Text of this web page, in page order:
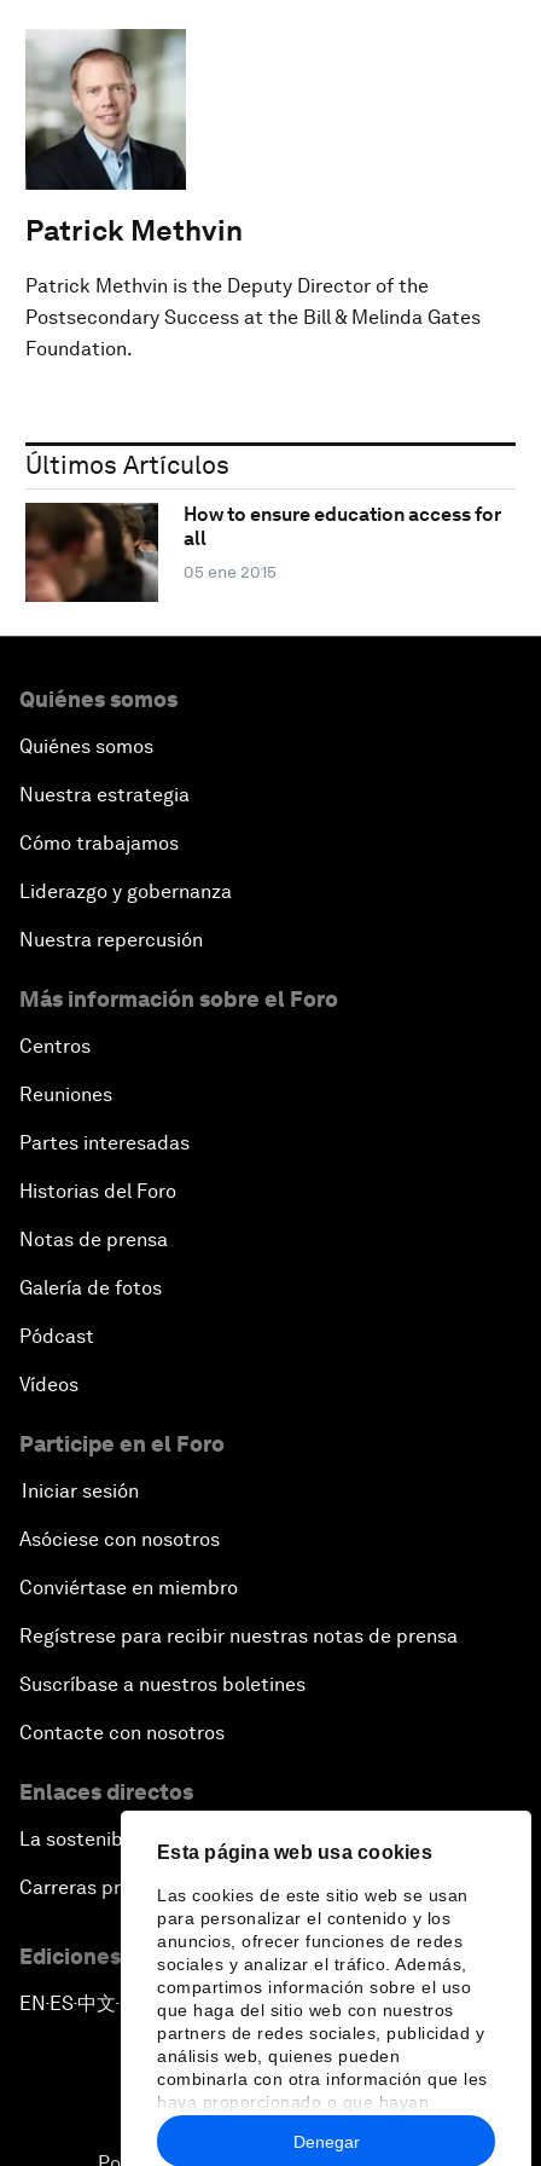
Esta página web usa cookies
Las cookies de este sitio web se usan
para personalizar el contenido y los
anuncios, ofrecer funciones de redes
sociales y analizar el tráfico. Además,
compartimos información sobre el uso
que haga del sitio web con nuestros
partners de redes sociales, publicidad y
análisis web, quienes pueden
combinarla con otra información que les
haya proporcionado o que hayan
recopilado a partir del uso que haya
hecho de sus servicios.
Denegar
Patrick Methvin
Patrick Methvin is the Deputy Director of the
Postsecondary Success at the Bill & Melinda Gates
Foundation.
Últimos Artículos
How to ensure education access for
all
05 ene 2015
Quiénes somos
Quiénes somos
Nuestra estrategia
Cómo trabajamos
Liderazgo y gobernanza
Nuestra repercusión
Más información sobre el Foro
Centros
Reuniones
Partes interesadas
Historias del Foro
Notas de prensa
Galería de fotos
Pódcast
Vídeos
Participe en el Foro
Iniciar sesión
Asóciese con nosotros
Conviértase en miembro
Regístrese para recibir nuestras notas de prensa
Suscríbase a nuestros boletines
Contacte con nosotros
Enlaces directos
La sostenibilidad en el Foro
Carreras profesionales
Ediciones en otros idiomas
EN ▪ES▪中文▪ 日本語